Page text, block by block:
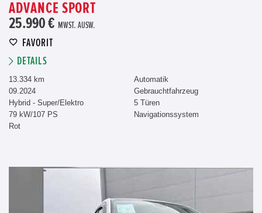
ADVANCE SPORT
25.990 € MWST. AUSW.
FAVORIT
DETAILS
13.334 km
09.2024
Hybrid - Super/Elektro
79 kW/107 PS
Rot
Automatik
Gebrauchtfahrzeug
5 Türen
Navigationssystem